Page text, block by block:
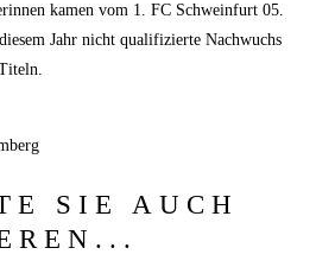
kamen vom 1. FC Schwein­furt 05.
Jahr nicht qua­li­fi­zier­te Nach­wuchs
SIE AUCH